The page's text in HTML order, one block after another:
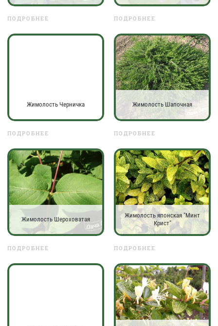
ПОДРОБНЕЕ ПОДРОБНЕЕ
Жимолость Черничка
ПОДРОБНЕЕ
Жимолость Шапочная
ПОДРОБНЕЕ
Жимолость Шероховатая
ПОДРОБНЕЕ
Жимолость японская "Минт
Крист"
ПОДРОБНЕЕ